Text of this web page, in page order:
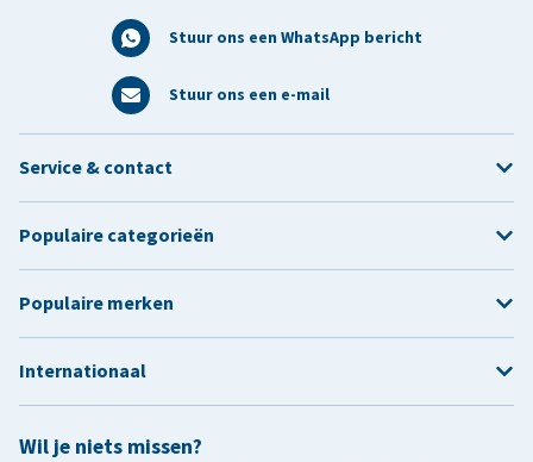
Stuur ons een WhatsApp bericht
Stuur ons een e-mail
Wil je niets missen?
Service & contact
Populaire categorieën
Populaire merken
Internationaal